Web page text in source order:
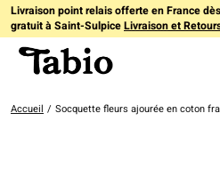
Livraison point relais offerte en France
gratuit à Saint-SulpiceLivraison et
Accueil / Socquette fleurs ajourée en coton